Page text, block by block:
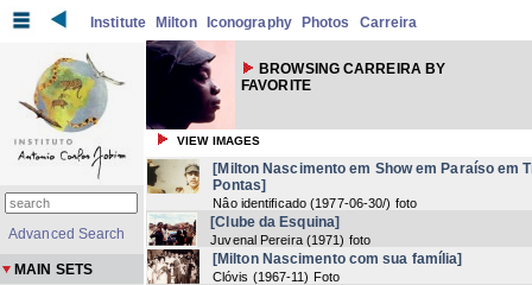
Institute Milton Iconography Photos Carreira
BROWSING CARREIRA BY
FAVORITE
VIEW IMAGES
[Milton Nascimento em Show em Paraíso em
Pontas]
Nâo identificado (1977-06-30/) foto
[Clube da Esquina]
Juvenal Pereira (1971) foto
[Milton Nascimento com sua família]
Clóvis (1967-11) Foto
Advanced Search
MAIN SETS